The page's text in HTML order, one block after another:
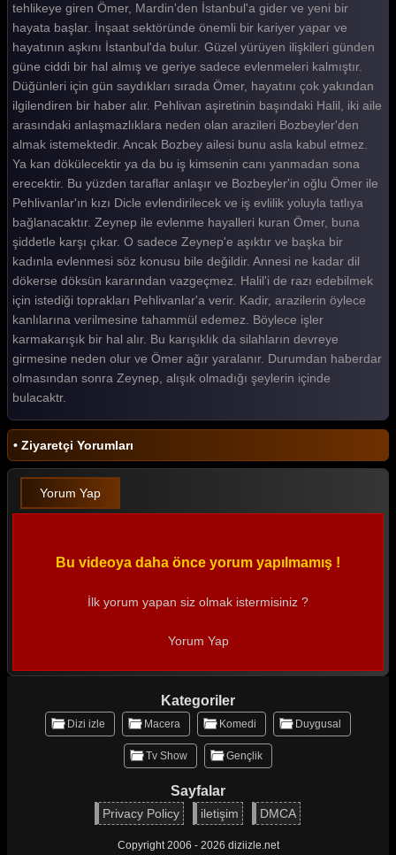
tehlikeye giren Ömer, Mardin'den İstanbul'a gider ve yeni bir
hayata başlar. İnşaat sektöründe önemli bir kariyer yapar ve
hayatının aşkını İstanbul'da bulur. Güzel yürüyen ilişkileri günden
güne ciddi bir hal almış ve geriye sadece evlenmeleri kalmıştır.
Düğünleri için gün saydıkları sırada Ömer, hayatını çok yakından
ilgilendiren bir haber alır. Pehlivan aşiretinin başındaki Halil, iki aile
arasındaki anlaşmazlıklara neden olan arazileri Bozbeyler'den
almak istemektedir. Ancak Bozbey ailesi bunu asla kabul etmez.
Ya kan dökülecektir ya da bu iş kimsenin canı yanmadan sona
erecektir. Bu yüzden taraflar anlaşır ve Bozbeyler'in oğlu Ömer ile
Pehlivanlar'ın kızı Dicle evlendirilecek ve iş evlilik yoluyla tatlıya
bağlanacaktır. Zeynep ile evlenme hayalleri kuran Ömer, buna
şiddetle karşı çıkar. O sadece Zeynep'e aşıktır ve başka bir
kadınla evlenmesi söz konusu bile değildir. Annesi ne kadar dil
dökerse döksün kararından vazgeçmez. Halil'i de razı edebilmek
için istediği toprakları Pehlivanlar'a verir. Kadir, arazilerin öylece
kanlılarına verilmesine tahammül edemez. Böylece işler
karmakarışık bir hal alır. Bu karışıklık da silahların devreye
girmesine neden olur ve Ömer ağır yaralanır. Durumdan haberdar
olmasından sonra Zeynep, alışık olmadığı şeylerin içinde
bulacaktr.
• Ziyaretçi Yorumları
Yorum Yap
Bu videoya daha önce yorum yapılmamış !
İlk yorum yapan siz olmak istermisiniz ?
Yorum Yap
Kategoriler
Dizi izle Macera Komedi Duygusal
Tv Show Gençlik
Sayfalar
Privacy Policy iletişim DMCA
Copyright 2006 - 2026 diziizle.net